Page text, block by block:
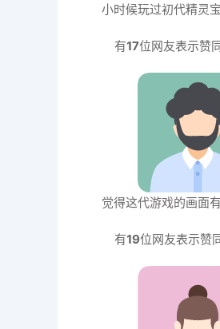
小时候玩过初代精灵
有17位网友表示赞同
觉得这代游戏的画面
有19位网友表示赞同